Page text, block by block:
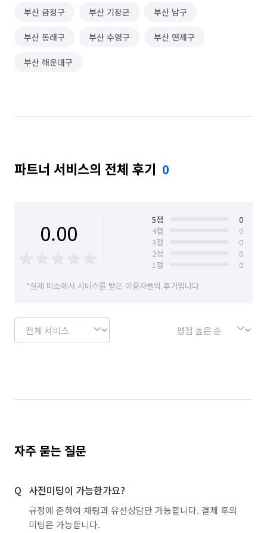
부산 금정구 부산 기장군 부산 남구
부산 동래구 부산 수영구 부산 연제구
부산 해운대구
파트너 서비스의 전체 후기 0
0.00 5점
0
4점
0
3점
0
2점
0
1점
0
*실제 미소에서 서비스를 받은 이용자들의 후기입니다.
자주 묻는 질문
사전미팅이 가능한가요?
규정에 준하여 채팅과 유선상담만 가능합니다. 결제 후의
미팅은 가능합니다.